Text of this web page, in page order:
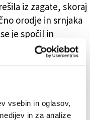
vsebin in oglasov,
in za analize
iz zagate, skoraj
orodje in srnjaka
je spočil in
se ni poškodoval.
v goščavo.